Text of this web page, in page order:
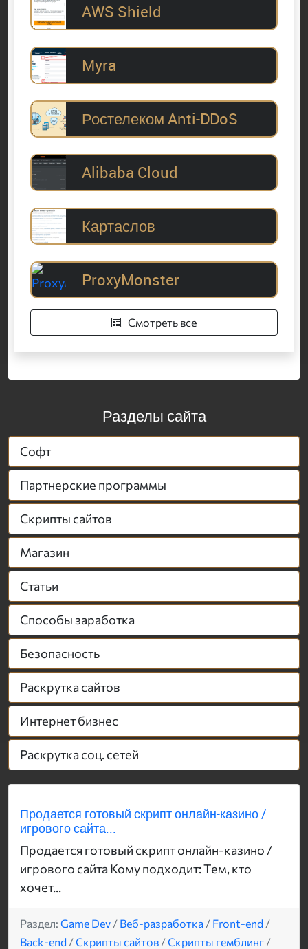
AWS Shield
Myra
Ростелеком Anti-DDoS
Alibaba Cloud
Картаслов
ProxyMonster
Смотреть все
Разделы сайта
Софт
Партнерские программы
Скрипты сайтов
Магазин
Статьи
Способы заработка
Безопасность
Раскрутка сайтов
Интернет бизнес
Раскрутка соц. сетей
Продается готовый скрипт онлайн-казино /
игрового сайта...
Продается готовый скрипт онлайн-казино /
игрового сайта Кому подходит: Тем, кто
хочет...
Раздел: Game Dev / Веб-разработка / Front-end /
Back-end /Скрипты сайтов /Скрипты гемблинг /